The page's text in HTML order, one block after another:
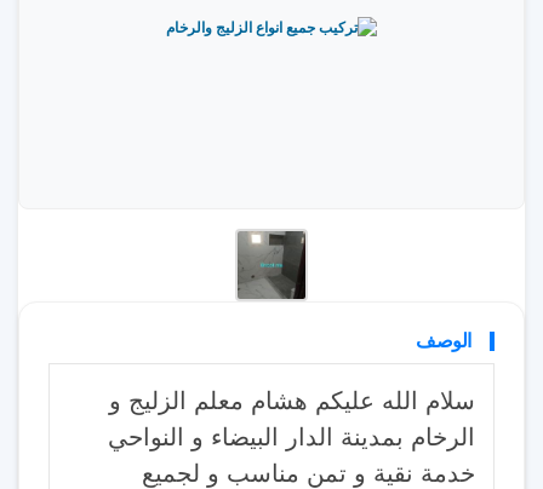
الوصف
سلام الله عليكم هشام معلم الزليج و
الرخام بمدينة الدار البيضاء و النواحي
خدمة نقية و تمن مناسب و لجميع